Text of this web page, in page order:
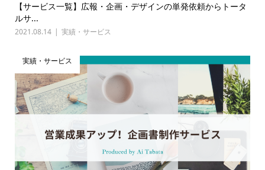
【サービス一覧】広報・企画・デザインの単発依頼からトータ
ルサ...
2021.08.14 実績・サービス
実績・サービス